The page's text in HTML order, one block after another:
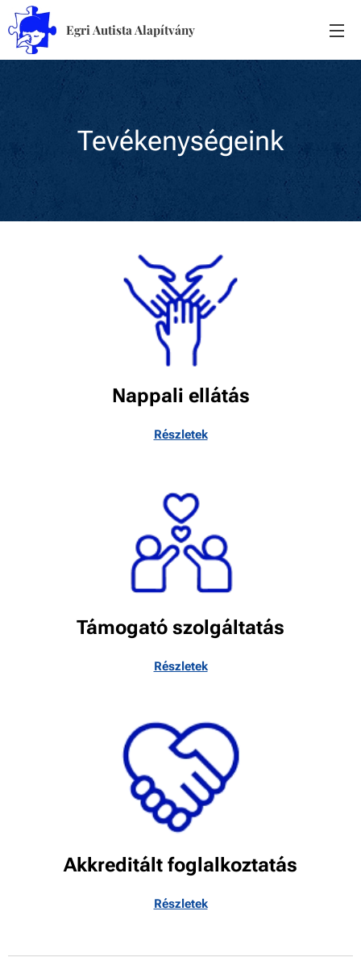
Egri Autista Alapítvány
Tevékenységeink
Nappali ellátás
Részletek
Támogató szolgáltatás
Részletek
Akkreditált foglalkoztatás
Részletek